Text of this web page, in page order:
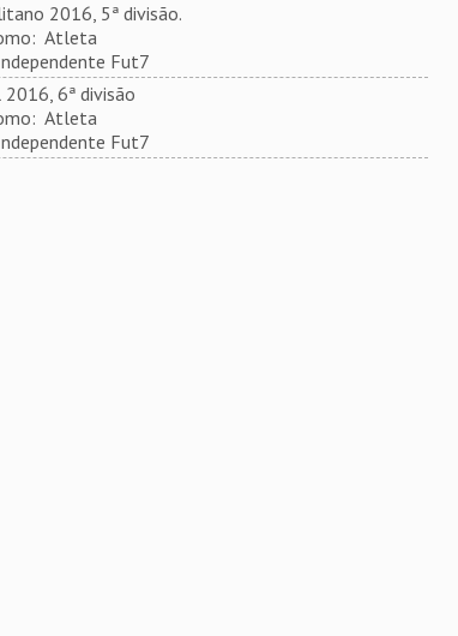
2016, 5ª divisão.
Atleta
Fut7
6ª divisão
Atleta
Fut7